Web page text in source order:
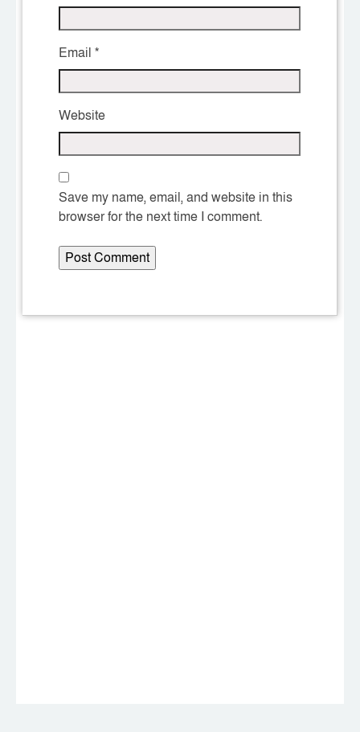
Email *
Website
Save my name, email, and website in this
browser for the next time I comment.